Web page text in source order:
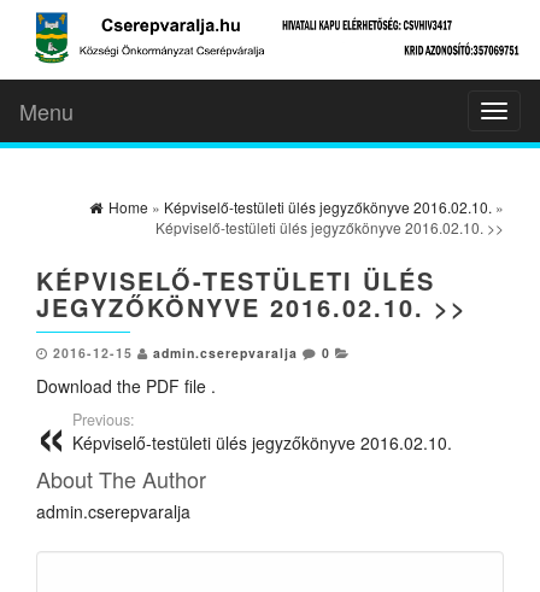
Menu
Home » Képviselő-testületi ülés jegyzőkönyve 2016.02.10. »
Képviselő-testületi ülés jegyzőkönyve 2016.02.10. >>
KÉPVISELŐ-TESTÜLETI ÜLÉS
JEGYZŐKÖNYVE 2016.02.10. >>
2016-12-15 admin.cserepvaralja 0
Download the PDF file .
Previous:
Képviselő-testületi ülés jegyzőkönyve 2016.02.10.
About The Author
admin.cserepvaralja